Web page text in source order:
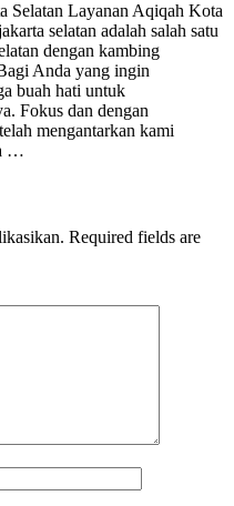
Selatan Layanan Aqiqah Kota
selatan adalah salah satu
dengan kambing
Anda yang ingin
buah hati untuk
Fokus dan dengan
mengantarkan kami
…
Required fields are